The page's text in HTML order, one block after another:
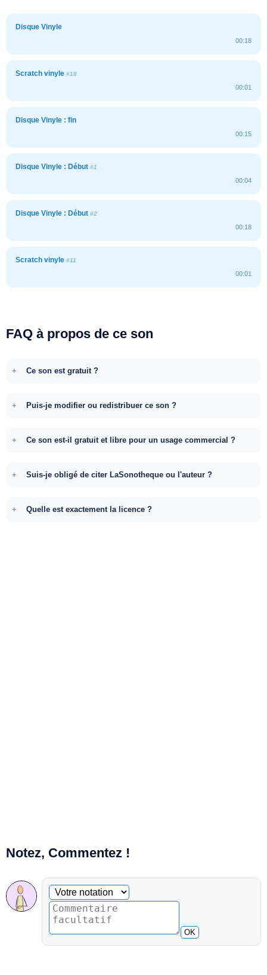
Disque Vinyle
00:18
Scratch vinyle #18
00:01
Disque Vinyle : fin
00:15
Disque Vinyle : Début #1
00:04
Disque Vinyle : Début #2
00:18
Scratch vinyle #11
00:01
FAQ à propos de ce son
Ce son est gratuit ?
Puis-je modifier ou redistribuer ce son ?
Ce son est-il gratuit et libre pour un usage commercial ?
Suis-je obligé de citer LaSonotheque ou l'auteur ?
Quelle est exactement la licence ?
Notez, Commentez !
Commentaire facultatif
Votre notation
OK